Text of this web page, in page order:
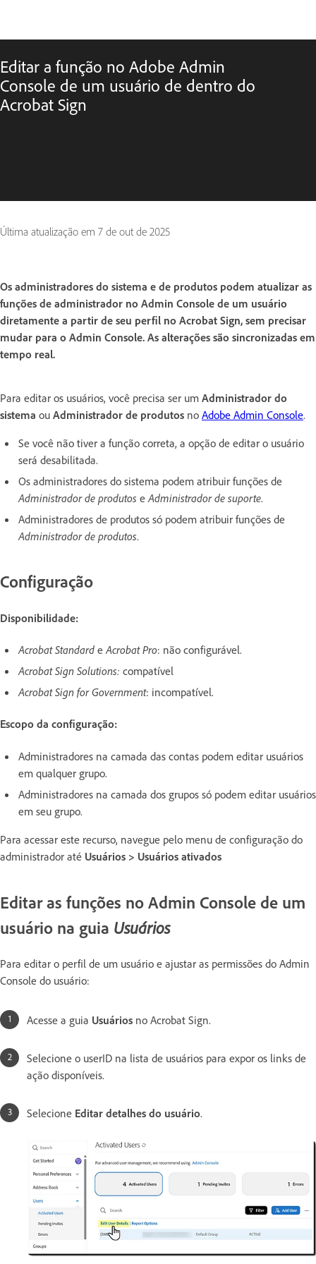
Editar a função no Adobe Admin
Console de um usuário de dentro do
Acrobat Sign
Última atualização em 7 de out de 2025
Os administradores do sistema e de produtos podem atualizar as
funções de administrador no Admin Console de um usuário
diretamente a partir de seu perfil no Acrobat Sign, sem precisar
mudar para o Admin Console. As alterações são sincronizadas em
tempo real.
Para editar os usuários, você precisa ser um Administrador do
sistema ou Administrador de produtos no Adobe Admin Console.
Se você não tiver a função correta, a opção de editar o usuário
será desabilitada.
Os administradores do sistema podem atribuir funções de
Administrador de produtos e Administrador de suporte.
Administradores de produtos só podem atribuir funções de
Administrador de produtos.
Configuração
Disponibilidade:
Acrobat Standard e Acrobat Pro: não configurável.
Acrobat Sign Solutions: compatível
Acrobat Sign for Government: incompatível.
Escopo da configuração:
Administradores na camada das contas podem editar usuários
em qualquer grupo.
Administradores na camada dos grupos só podem editar usuários
em seu grupo.
Para acessar este recurso, navegue pelo menu de configuração do
administrador até Usuários > Usuários ativados
Editar as funções no Admin Console de um
usuário na guia Usuários
Para editar o perfil de um usuário e ajustar as permissões do Admin
Console do usuário:
Acesse a guia Usuários no Acrobat Sign.
Selecione o userID na lista de usuários para expor os links de
ação disponíveis.
Selecione Editar detalhes do usuário.